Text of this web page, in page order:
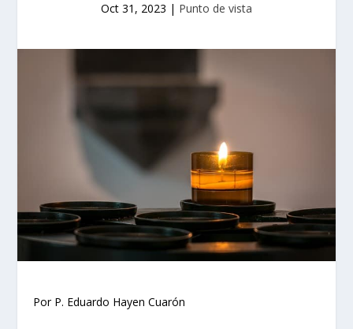
Oct 31, 2023 | Punto de vista
Por P. Eduardo Hayen Cuarón